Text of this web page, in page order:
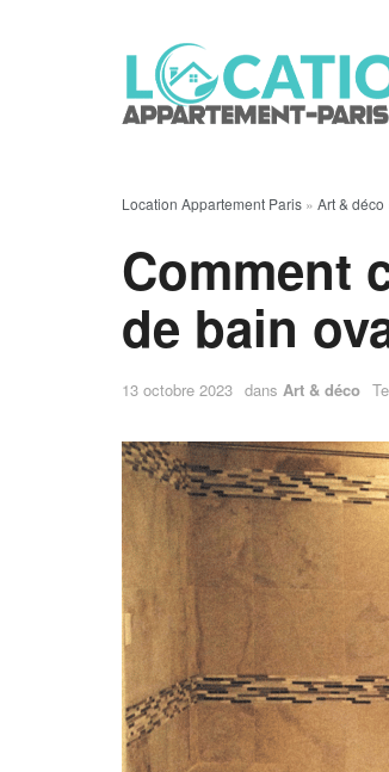
Location Appartement Paris » Art & déco
Comment
de bain
13 octobre 2023 dans Art & déco